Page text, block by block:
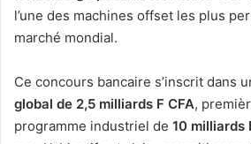
l’une des machines offset les plus
marché mondial.
Ce concours bancaire s’inscrit dans
global de 2,5 milliards F CFA,
programme industriel de 10 milliards